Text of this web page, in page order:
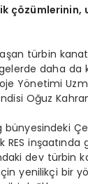
çözümlerinin,
türbin
daha da
Yönetimi
Oğuz
bünyesindeki
RES inşaatında
dev türbin
yenilikçi bir